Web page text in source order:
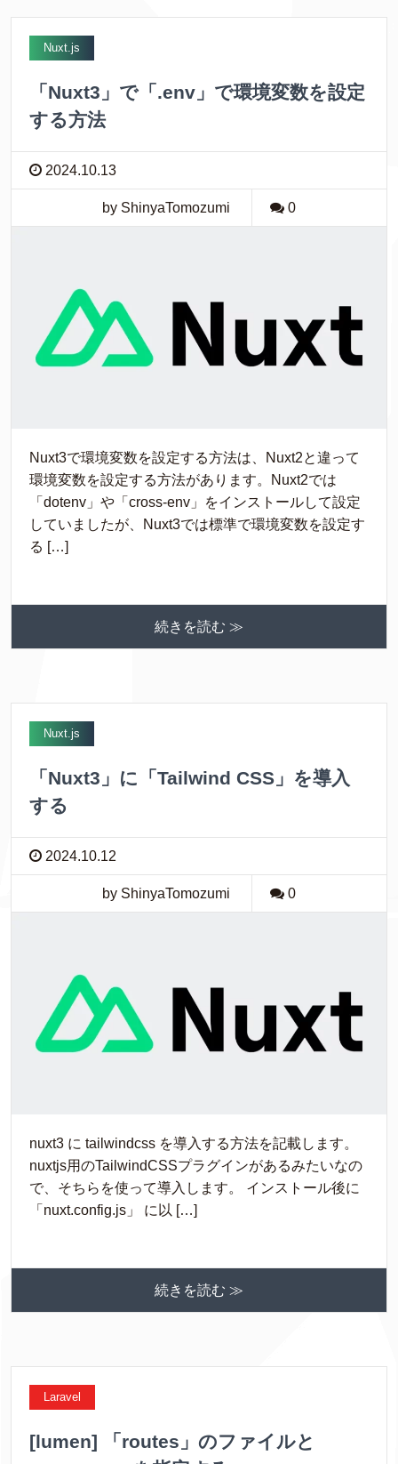
Nuxt.js
「Nuxt3」で「.env」で環境変数を設定
する方法
2024.10.13
by ShinyaTomozumi 0
Nuxt3で環境変数を設定する方法は、Nuxt2と違って
環境変数を設定する方法があります。Nuxt2では
「dotenv」や「cross-env」をインストールして設定
していましたが、Nuxt3では標準で環境変数を設定す
る […]
続きを読む ≫
Nuxt.js
「Nuxt3」に「Tailwind CSS」を導入
する
2024.10.12
by ShinyaTomozumi 0
nuxt3 に tailwindcss を導入する方法を記載します。
nuxtjs用のTailwindCSSプラグインがあるみたいなの
で、そちらを使って導入します。 インストール後に
「nuxt.config.js」 に以 […]
続きを読む ≫
Laravel
[lumen] 「routes」のファイルと